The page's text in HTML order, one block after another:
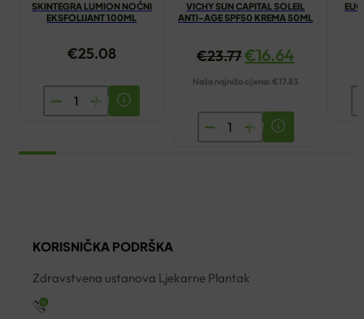
SKINTEGRA LUMION NOĆNI
EKSFOLIJANT 100ML
€25.08
SKINTEGRA
LUMION
VICHY SUN CAPITAL SOLEIL
ANTI-AGE SPF50 KREMA 50ML
€23.77€16.64
Naša najniža cijena:€17.83
VICHY
SUN
KREMA
KORISNIČKA PODRŠKA
Zdravstvena ustanova Ljekarne Plantak